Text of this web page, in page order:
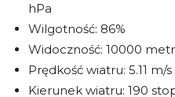
hPa
Wilgotność: 86%
Widoczność: 10000
Prędkość wiatru: 5.11 m/s
Kierunek wiatru: 190